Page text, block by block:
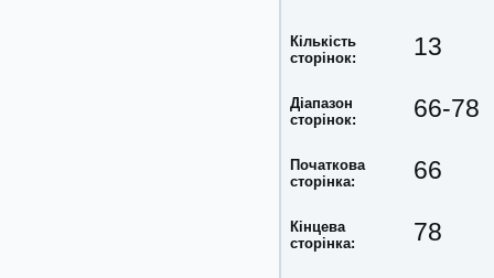
Кількість
сторінок:
13
Діапазон
сторінок:
66-78
Початкова
сторінка:
66
Кінцева
сторінка:
78